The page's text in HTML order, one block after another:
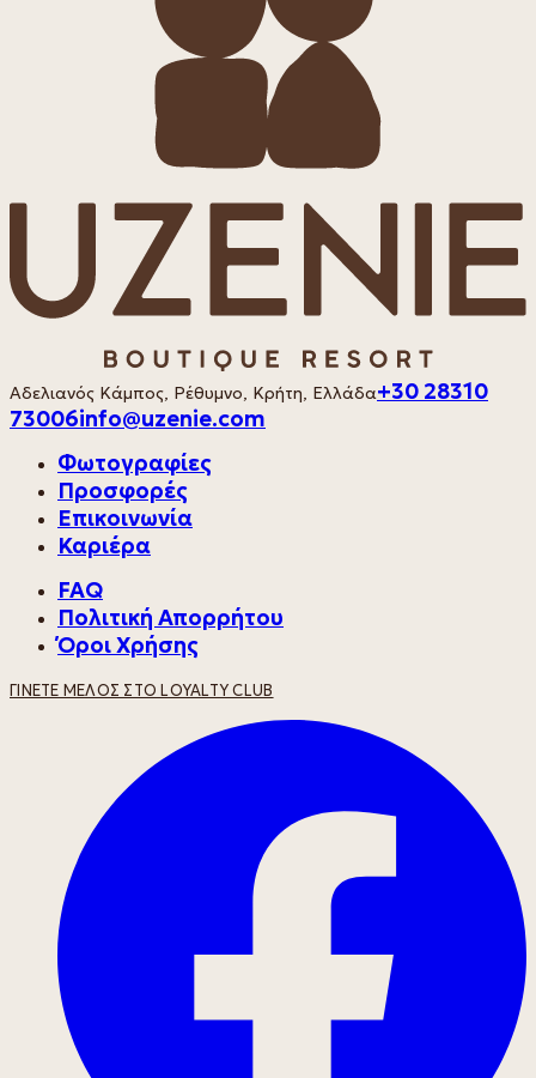
Αδελιανός Κάμπος, Ρέθυμνο, Κρήτη, Ελλάδα+30 28310
73006info@uzenie.com
Φωτογραφίες
Προσφορές
Επικοινωνία
Καριέρα
FAQ
Πολιτική Απορρήτου
Όροι Χρήσης
ΓΊΝΕΤΕ ΜΈΛΟΣ ΣΤΟ LOYALTY CLUB